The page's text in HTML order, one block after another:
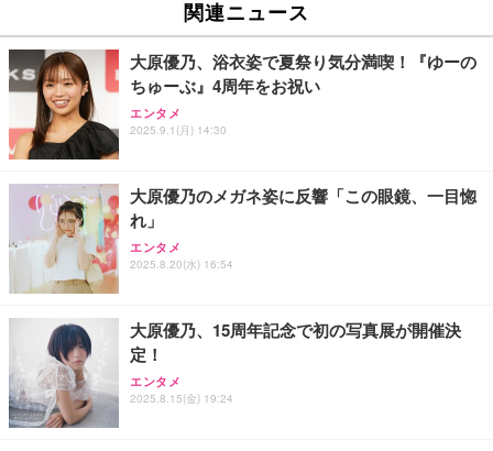
関連ニュース
大原優乃、浴衣姿で夏祭り気分満喫！『ゆーの
ちゅーぶ』4周年をお祝い
エンタメ
2025.9.1(月) 14:30
大原優乃のメガネ姿に反響「この眼鏡、一目惚
れ」
エンタメ
2025.8.20(水) 16:54
大原優乃、15周年記念で初の写真展が開催決
定！
エンタメ
2025.8.15(金) 19:24